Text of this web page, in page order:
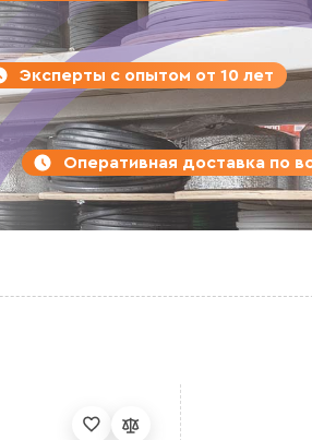
Эксперты с опытом от 10 лет
Оперативная доставка по